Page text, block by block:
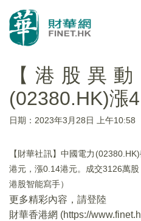
【港股異
(02380.HK)漲
日期：2023年3月28日 上午10:58
【財華社訊】中國電力
港元，漲0.14港元。成交3126萬
港股智能寫手）
更多精彩內容，請登陸
財華香港網 (https://